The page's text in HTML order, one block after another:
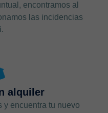
encontramos al
las incidencias
alquiler
y encuentra tu nuevo